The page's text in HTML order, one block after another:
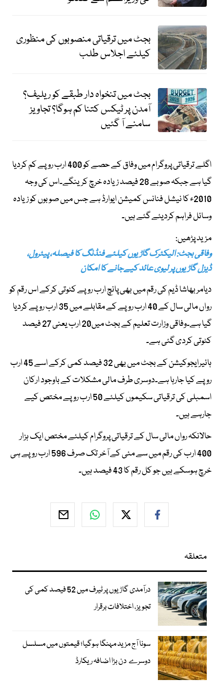
بجٹ میں ترقیاتی منصوبوں کی منظوری
کیلئے اجلاس طلب
بجٹ میں تنخواہ دار طبقے کو ریلیف؟
آمدن پر ٹیکس کتنا کم ہوگا؟ تجاویز
سامنے آ گئیں
اگلے ترقیاتی پروگرام میں وفاق کے حصے کو 400 ارب روپے کم کردیا
گیا ہے جبکہ صوبے 28 فیصد زیادہ خرچ کرینگے۔اس کی وجہ
2010ء کا نیشل فنانس کمیشن ایوارڈ ہے جس میں صوبوں کو زیادہ
وسائل فراہم کردیئے گئے ہیں۔
مزید پڑھیں:
وفاقی بجٹ: الیکٹرک گاڑیوں کیلئے فنڈنگ کا فیصلہ، پیٹرول،
ڈیزل گاڑیوں پر لیوی عائد کیےجانے کا امکان
دیامربھاشا ڈیم کی رقم میں بھی پانچ ارب روپے کٹوتی کرکے اس رقم کو
رواں مالی سال کے 40 ارب روپے کے مقابلے میں 35 ارب روپے کردیا
گیا ہے۔وفاقی وزارت تعلیم کے بجٹ میں20 ارب یعنی 27 فیصد
کٹوتی کردی گئی ہے۔
ہائیرایجوکیشن کے بجٹ میں بھی 32 فیصد کمی کرکے اسے 45 ارب
روپے کیا جارہا ہے۔دوسری طرف مالی مشکلات کے باوجود ارکان
اسمبلی کی ترقیاتی سکیموں کیلئے 50 ارب روپے مختص کیے
جارہے ہیں۔
حالانکہ رواں مالی سال کے ترقیاتی پروگرام کیلئے مختص ایک ہزار
400 ارب کی رقم میں سے مئی کے آخر تک صرف 596 ارب روپے ہی
خرچ ہوسکے ہیں جو کل رقم کا 43 فیصد ہیں۔
متعلقہ
درآمدی گاڑیوں پر ٹیرف میں 52 فیصد کمی کی
تجویز، اختلافات برقرار
سونا آج مزید مہنگا ہوگیا؛ قیمتوں میں مسلسل
دوسرے دن بڑا اضافہ ریکارڈ